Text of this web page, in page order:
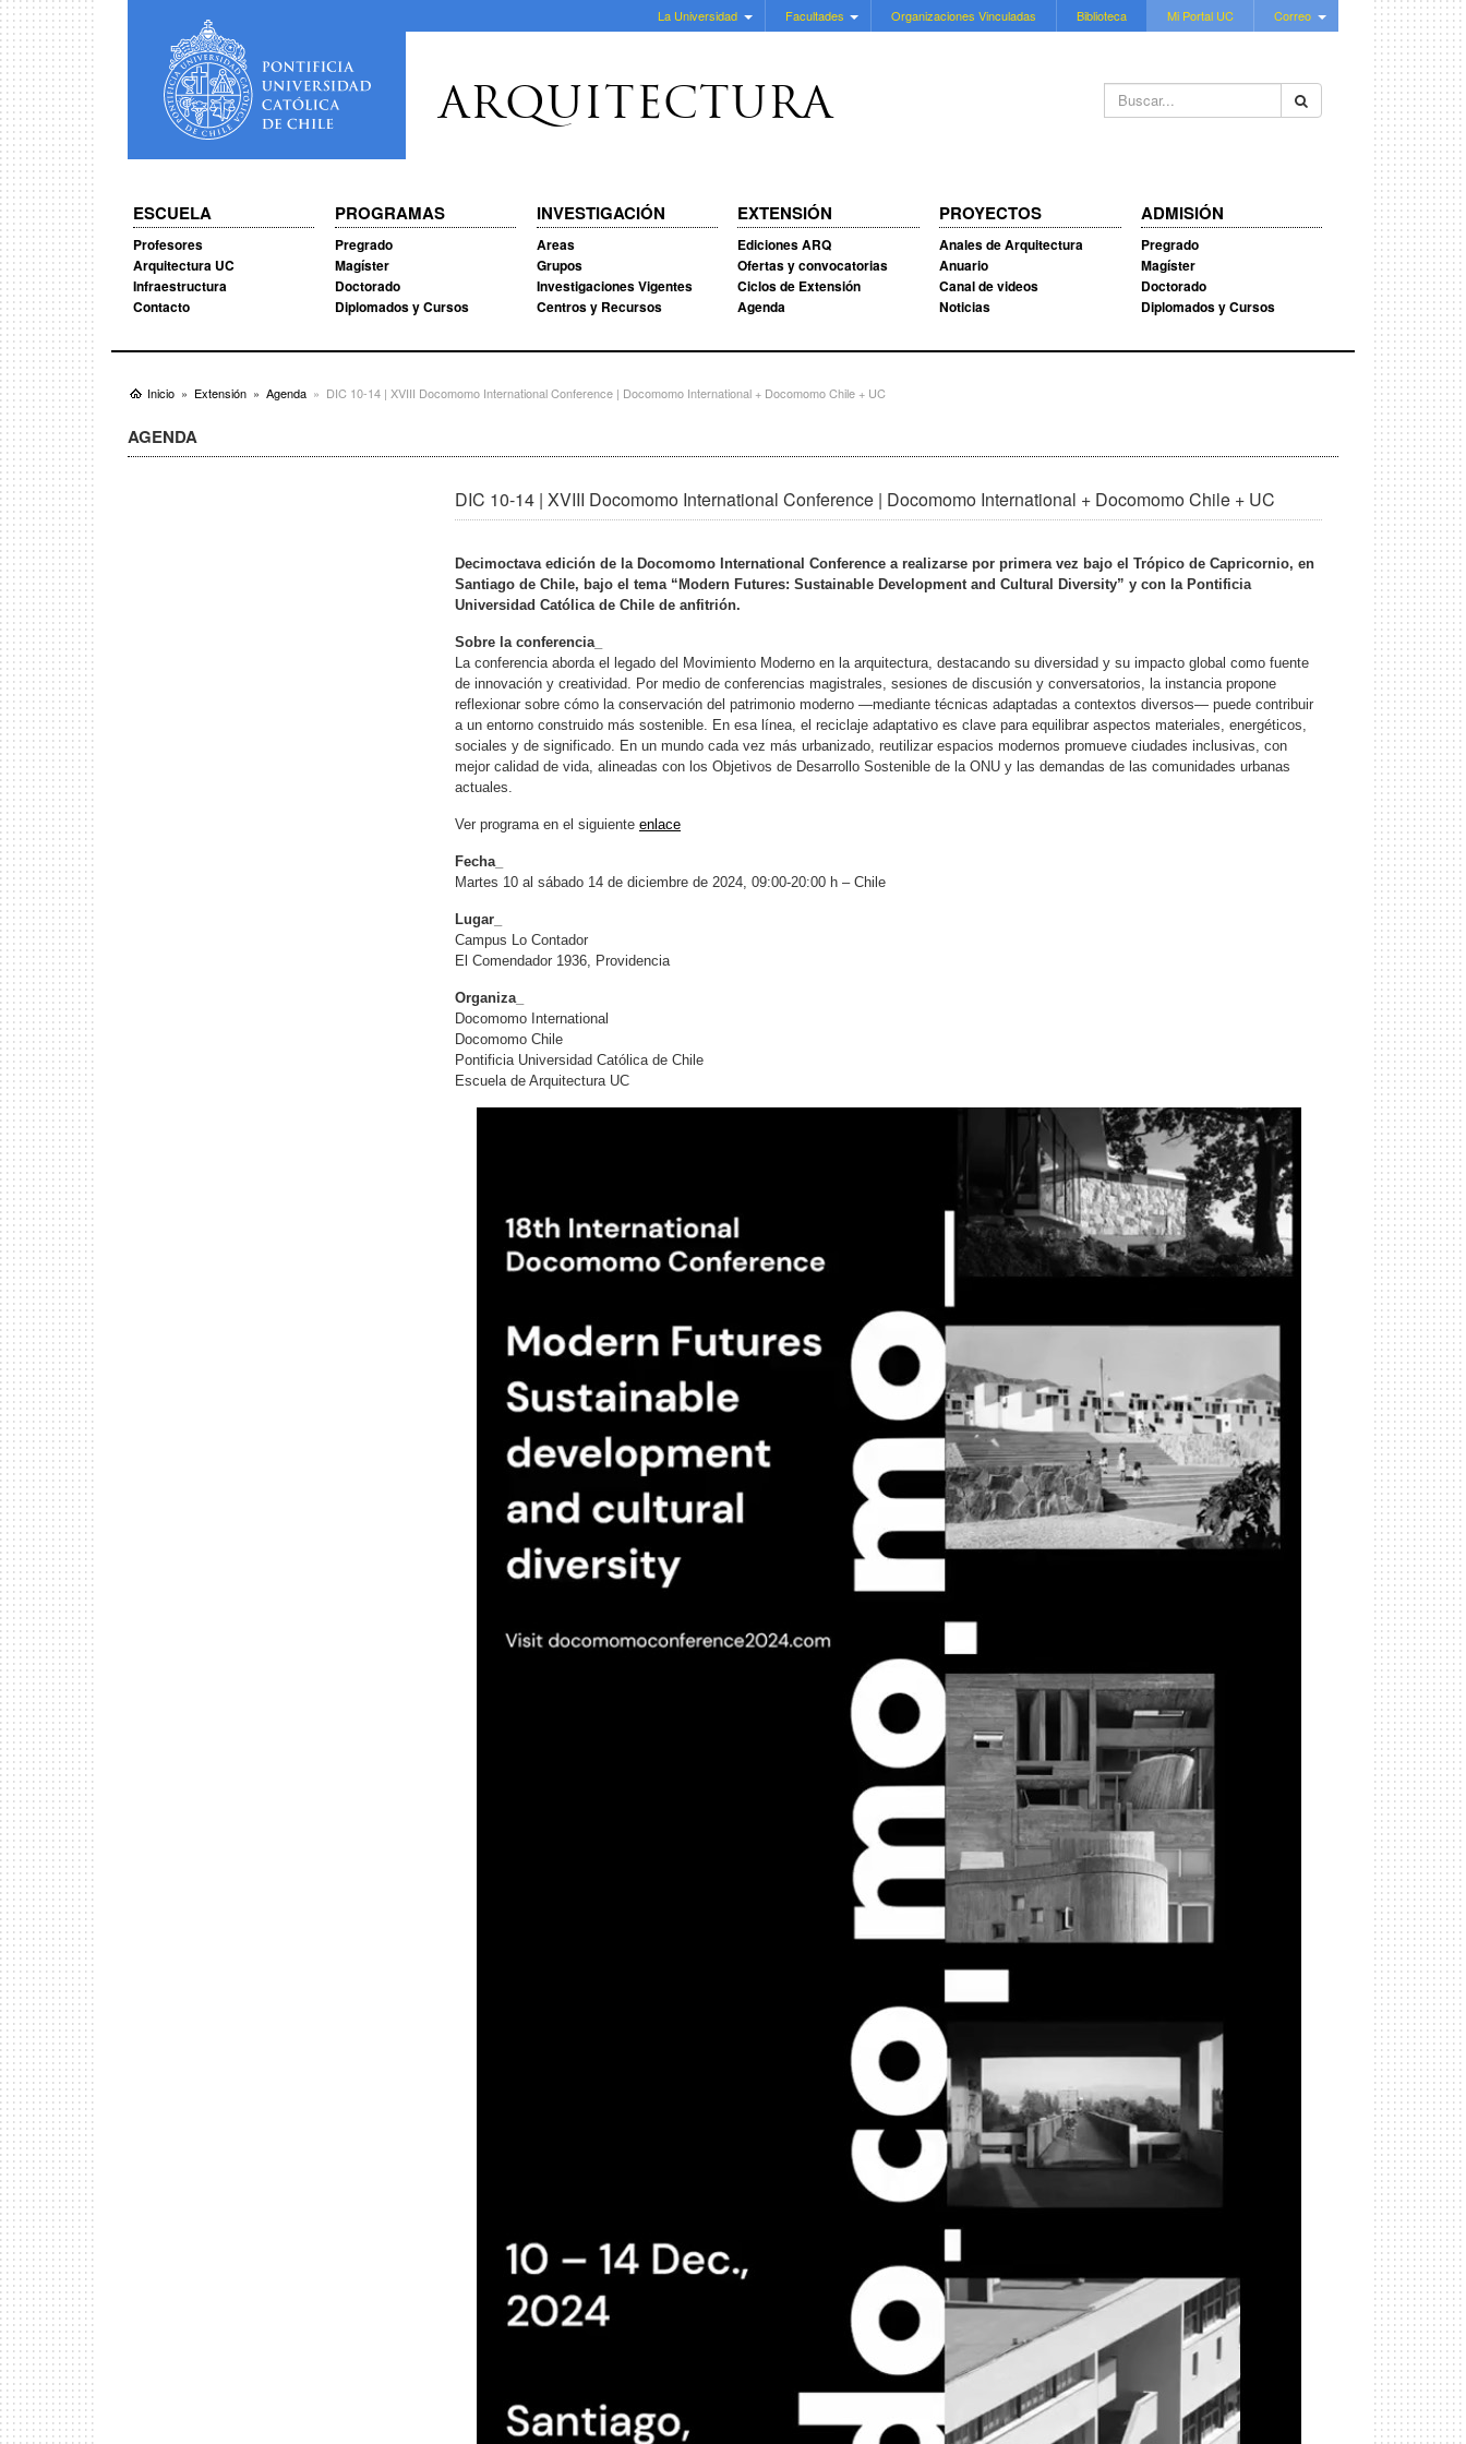
La Universidad Facultades Organizaciones Vinculadas Biblioteca Mi Portal UC Correo
Buscar...
ARQUITECTURA
ESCUELA
Profesores
Arquitectura UC
Infraestructura
Contacto
PROGRAMAS
Pregrado
Magíster
Doctorado
Diplomados y Cursos
INVESTIGACIÓN
Areas
Grupos
Investigaciones Vigentes
Centros y Recursos
EXTENSIÓN
Ediciones ARQ
Ofertas y convocatorias
Ciclos de Extensión
Agenda
PROYECTOS
Anales de Arquitectura
Anuario
Canal de videos
Noticias
ADMISIÓN
Pregrado
Magíster
Doctorado
Diplomados y Cursos
Inicio Extensión Agenda DIC 10-14 | XVIII Docomomo International Conference | Docomomo International + Docomomo Chile + UC
AGENDA
DIC 10-14 | XVIII Docomomo International Conference | Docomomo International + Docomomo Chile + UC
Decimoctava edición de la Docomomo International Conference a realizarse por primera vez bajo el Trópico de Capricornio, en
Santiago de Chile, bajo el tema “Modern Futures: Sustainable Development and Cultural Diversity” y con la Pontificia
Universidad Católica de Chile de anfitrión.
Sobre la conferencia_
La conferencia aborda el legado del Movimiento Moderno en la arquitectura, destacando su diversidad y su impacto global como fuente
de innovación y creatividad. Por medio de conferencias magistrales, sesiones de discusión y conversatorios, la instancia propone
reflexionar sobre cómo la conservación del patrimonio moderno —mediante técnicas adaptadas a contextos diversos— puede contribuir
a un entorno construido más sostenible. En esa línea, el reciclaje adaptativo es clave para equilibrar aspectos materiales, energéticos,
sociales y de significado. En un mundo cada vez más urbanizado, reutilizar espacios modernos promueve ciudades inclusivas, con
mejor calidad de vida, alineadas con los Objetivos de Desarrollo Sostenible de la ONU y las demandas de las comunidades urbanas
actuales.
Ver programa en el siguiente enlace
Fecha_
Martes 10 al sábado 14 de diciembre de 2024, 09:00-20:00 h – Chile
Lugar_
Campus Lo Contador
El Comendador 1936, Providencia
Organiza_
Docomomo International
Docomomo Chile
Pontificia Universidad Católica de Chile
Escuela de Arquitectura UC